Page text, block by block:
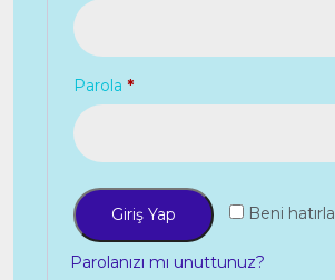
Parola *Gerekli
Beni hatırla
Giriş Yap
Parolanızı mı unuttunuz?